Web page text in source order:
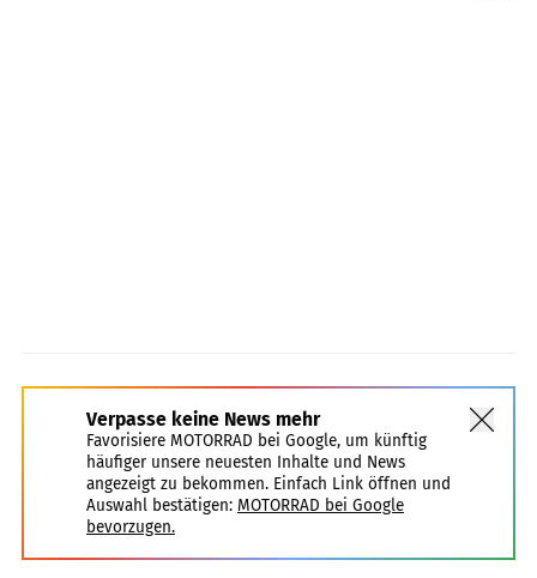
Verpasse keine News mehr
Favorisiere MOTORRAD bei Google, um künftig
häufiger unsere neuesten Inhalte und News
angezeigt zu bekommen. Einfach Link öffnen und
Auswahl bestätigen: MOTORRAD bei Google
bevorzugen.